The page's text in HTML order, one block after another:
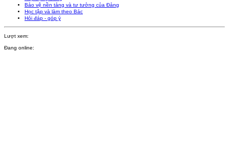
Bảo vệ nền tảng và tư tưởng của Đảng
Học tập và làm theo Bác
Hỏi đáp - góp ý
Lượt xem:
Đang online: